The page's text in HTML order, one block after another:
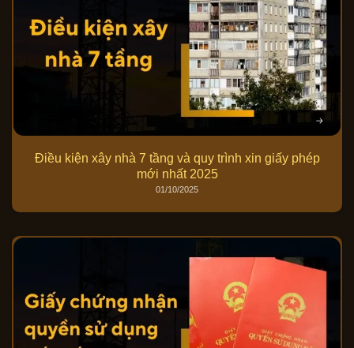
Điều kiện xây nhà 7 tầng và quy trình xin giấy phép
mới nhất 2025
01/10/2025